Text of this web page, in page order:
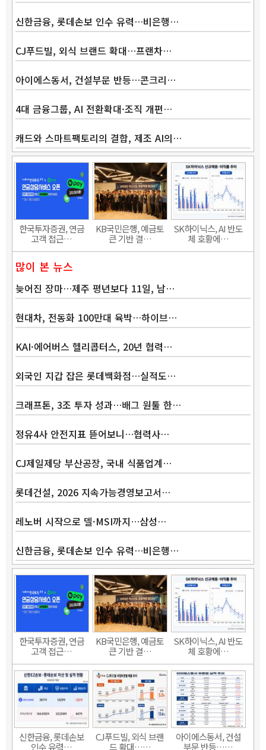
Band
신한금융, 롯데손보 인수 유력…비은행…
CJ푸드빌, 외식 브랜드 확대…프랜차…
아이에스동서, 건설부문 반등…콘크리…
4대 금융그룹, AI 전환확대·조직 개편…
캐드와 스마트팩토리의 결합, 제조 AI의…
한국투자증권, 연금
고객 접근…
KB국민은행, 예금토
큰 기반 결…
SK하이닉스, AI 반도
체 호황에…
많이 본 뉴스
늦어진 장마…제주 평년보다 11일, 남…
현대차, 전동화 100만대 육박…하이브…
KAI·에어버스 헬리콥터스, 20년 협력…
외국인 지갑 잡은 롯데백화점…실적도…
크래프톤, 3조 투자 성과…배그 원툴 한…
정유4사 안전지표 뜯어보니…협력사…
CJ제일제당 부산공장, 국내 식품업계…
롯데건설, 2026 지속가능경영보고서…
레노버 시작으로 델·MSI까지…삼성…
신한금융, 롯데손보 인수 유력…비은행…
한국투자증권, 연금
고객 접근…
KB국민은행, 예금토
큰 기반 결…
SK하이닉스, AI 반도
체 호황에…
신한금융, 롯데손보
인수 유력…
CJ푸드빌, 외식 브랜
드 확대……
아이에스동서, 건설
부문 반등……